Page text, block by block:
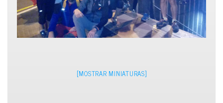
[MOSTRAR MINIATURAS]